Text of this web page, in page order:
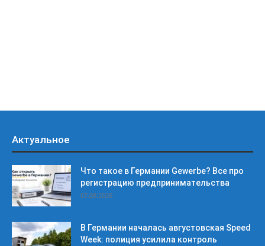
Актуальное
Что такое в Германии Gewerbe? Все про
регистрацию предпринимательства
07.08.2026
В Германии началась августовская Speed
Week: полиция усилила контроль